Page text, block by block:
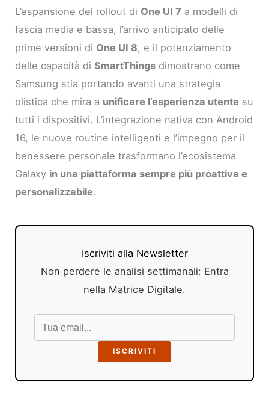
L’espansione del rollout di One UI 7 a modelli di
fascia media e bassa, l’arrivo anticipato delle
prime versioni di One UI 8, e il potenziamento
delle capacità diSmartThings dimostrano come
Samsung stia portando avanti una strategia
olistica che mira a unificare l’esperienza utente su
tutti i dispositivi. L’integrazione nativa con Android
16, le nuove routine intelligenti e l’impegno per il
benessere personale trasformano l’ecosistema
Galaxy in una piattaforma sempre più proattiva e
personalizzabile.
Iscriviti alla Newsletter
Non perdere le analisi settimanali: Entra
nella Matrice Digitale.
ISCRIVITI